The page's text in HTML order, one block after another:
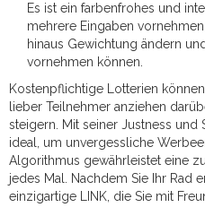
Es ist ein farbenfrohes und
mehrere Eingaben
hinaus Gewichtung ändern
vornehmen können.
Kostenpflichtige Lotterien
lieber Teilnehmer anziehen
steigern. Mit seiner Justness und
ideal, um unvergessliche
Algorithmus gewährleistet eine
jedes Mal. Nachdem Sie Ihr Rad
einzigartige LINK, die Sie mit